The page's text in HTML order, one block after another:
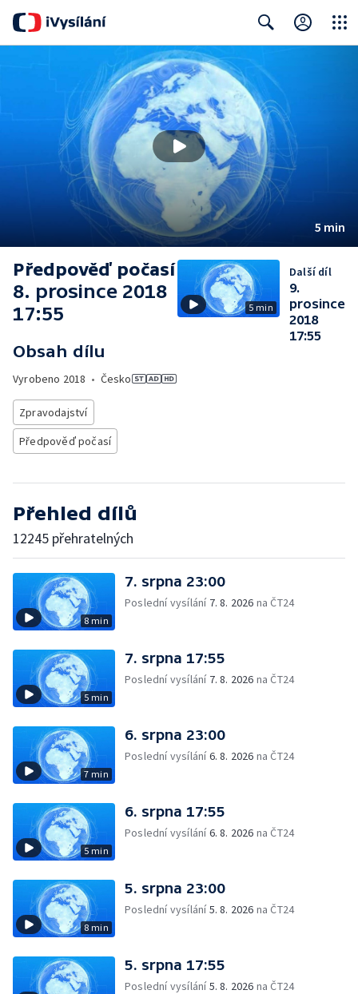
5 min
Předpověď počasí
8. prosince 2018
17:55
Obsah dílu
Vyrobeno 2018 • Česko
Zpravodajství
Předpověď počasí
5 min
Další díl
9.
prosince
2018
17:55
Přehled dílů
12245 přehratelných
8 min
7. srpna 23:00
Poslední vysílání 7. 8. 2026 na ČT24
5 min
7. srpna 17:55
Poslední vysílání 7. 8. 2026 na ČT24
7 min
6. srpna 23:00
Poslední vysílání6. 8. 2026 na ČT24
5 min
6. srpna 17:55
Poslední vysílání6. 8. 2026 na ČT24
8 min
5. srpna 23:00
Poslední vysílání5. 8. 2026 na ČT24
5. srpna 17:55
Poslední vysílání5. 8. 2026 na ČT24